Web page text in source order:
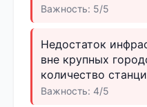
Важность: 5/5
Недостаток
вне крупных
количество
Важность: 4/5